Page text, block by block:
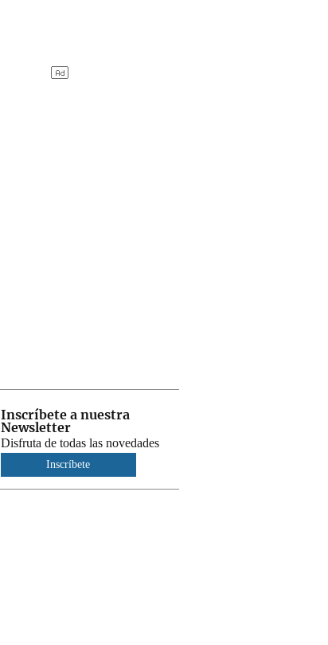
Inscríbete a nuestra
Newsletter
Disfruta de todas las novedades
Inscríbete